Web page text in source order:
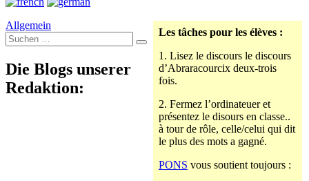
Les tâches pour les élèves :
1. Lisez le discours le discours
d’Abraracourcix deux-trois
fois.
2. Fermez l’ordinateuer et
présentez le disours en classe..
à tour de rôle, celle/celui qui dit
le plus des mots a gagné.
PONS vous soutient toujours :
Allgemein
Suche
nach:
Die Blogs unserer
Redaktion: